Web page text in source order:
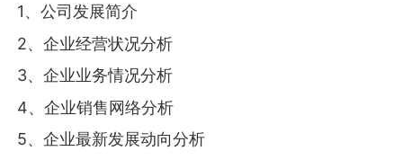
1、公司发展简介
2、企业经营状况分析
3、企业业务情况分析
4、企业销售网络分析
5、企业最新发展动向分析